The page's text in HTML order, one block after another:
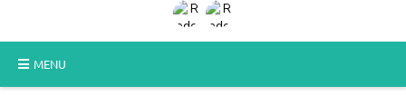
MENU